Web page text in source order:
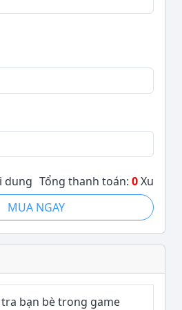
dung Tổng thanh toán: 0Xu
MUA NGAY
bạn bè trong game